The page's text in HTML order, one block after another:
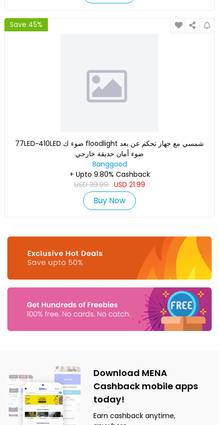
Save 45%
77LED~410LED ضوء ك floodlight شمسي مع جهاز تحكم عن بعد
ضوء أمان حديقة خارجي
Banggood
+ Upto 9.80% Cashback
USD39.99 USD 21.99
Buy Now
Download MENA
Cashback mobile apps
today!
Earn cashback anytime,